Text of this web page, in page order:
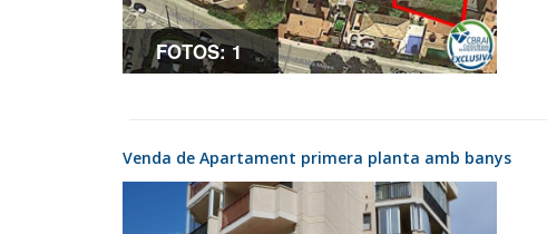
FOTOS: 1
Venda de Apartament primera planta amb banys